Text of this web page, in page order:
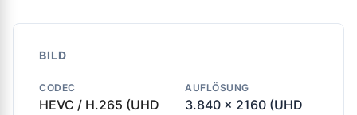
BILD
CODEC
HEVC / H.265 (UHD
AUFLÖSUNG
3.840 x 2160 (UHD